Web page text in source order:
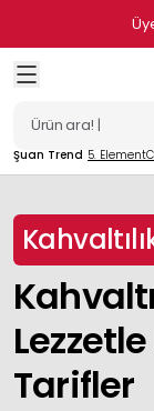
Şuan Trend 5. Element
Tarifler